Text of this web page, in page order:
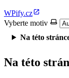
WPify.cz
Vyberte motiv
Na této
Na této